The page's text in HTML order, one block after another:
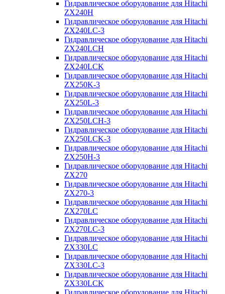
Гидравлическое оборудование для Hitachi
ZX240H
Гидравлическое оборудование для Hitachi
ZX240LC-3
Гидравлическое оборудование для Hitachi
ZX240LCH
Гидравлическое оборудование для Hitachi
ZX240LCK
Гидравлическое оборудование для Hitachi
ZX250K-3
Гидравлическое оборудование для Hitachi
ZX250L-3
Гидравлическое оборудование для Hitachi
ZX250LCH-3
Гидравлическое оборудование для Hitachi
ZX250LCK-3
Гидравлическое оборудование для Hitachi
ZX250Н-3
Гидравлическое оборудование для Hitachi
ZX270
Гидравлическое оборудование для Hitachi
ZX270-3
Гидравлическое оборудование для Hitachi
ZX270LC
Гидравлическое оборудование для Hitachi
ZX270LC-3
Гидравлическое оборудование для Hitachi
ZX330LC
Гидравлическое оборудование для Hitachi
ZX330LC-3
Гидравлическое оборудование для Hitachi
ZX330LCK
Гидравлическое оборудование для Hitachi